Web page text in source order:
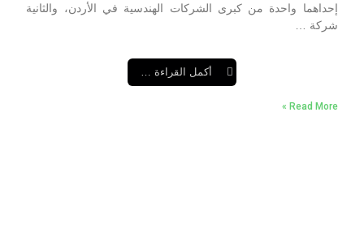
إحداهما واحدة من كبرى الشركات الهندسية في الأردن، والثانية
شركة …
أكمل القراءة …
Read More »